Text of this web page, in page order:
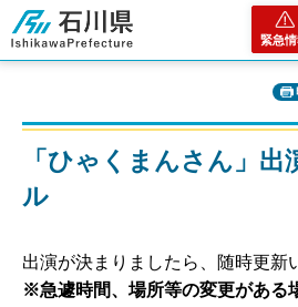
石川県
緊急情
「ひゃくまんさん」出
ル
出演が決まりましたら、随時更新
※急遽時間、場所等の変更がある